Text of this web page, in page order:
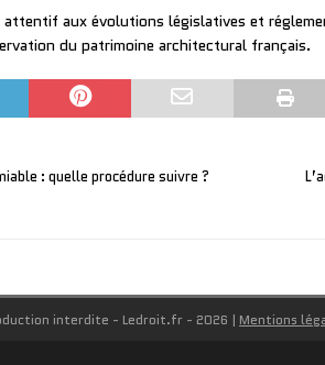
aux évolutions législatives et
du patrimoine architectural français.
: quelle procédure suivre ?
interdite - Ledroit.fr - 2026 | Mentions